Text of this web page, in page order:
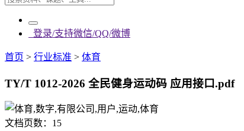
登录/支持微信/QQ/微博
首页 > 行业标准 > 体育
TY/T 1012-2026 全民健身运动码 应用接口.pdf
文档页数： 15